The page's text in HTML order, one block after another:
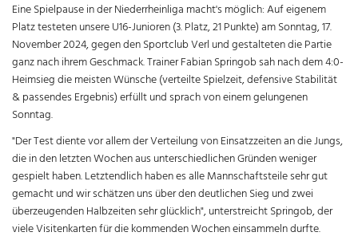
Eine Spielpause in der Niederrheinliga macht's möglich: Auf eigenem
Platz testeten unsere U16-Junioren (3. Platz, 21 Punkte) am Sonntag, 17.
November 2024, gegen den Sportclub Verl und gestalteten die Partie
ganz nach ihrem Geschmack. Trainer Fabian Springob sah nach dem 4:0-
Heimsieg die meisten Wünsche (verteilte Spielzeit, defensive Stabilität
& passendes Ergebnis) erfüllt und sprach von einem gelungenen
Sonntag.
"Der Test diente vor allem der Verteilung von Einsatzzeiten an die Jungs,
die in den letzten Wochen aus unterschiedlichen Gründen weniger
gespielt haben. Letztendlich haben es alle Mannschaftsteile sehr gut
gemacht und wir schätzen uns über den deutlichen Sieg und zwei
überzeugenden Halbzeiten sehr glücklich", unterstreicht Springob, der
viele Visitenkarten für die kommenden Wochen einsammeln durfte.